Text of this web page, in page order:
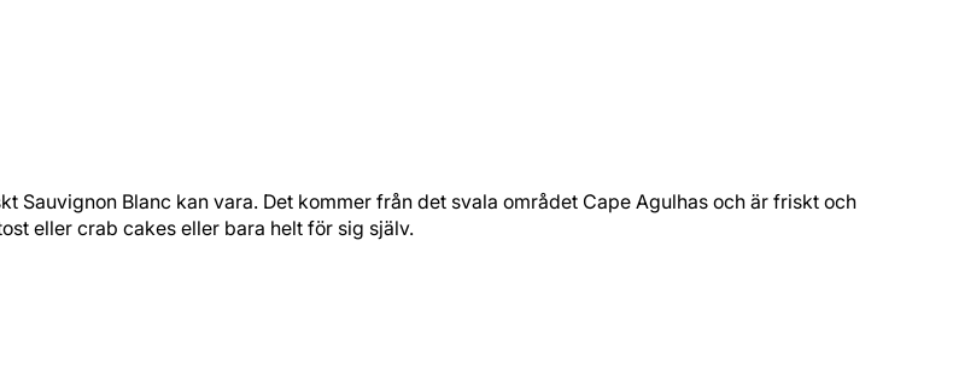
Sauvignon Blanc kan vara. Det kommer från det svala området Cape Agulhas och är friskt och livligt
eller crab cakes eller bara helt för sig själv.